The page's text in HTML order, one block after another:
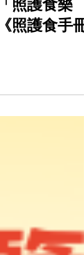
！親臨樂齡
照護食樂
護食手冊